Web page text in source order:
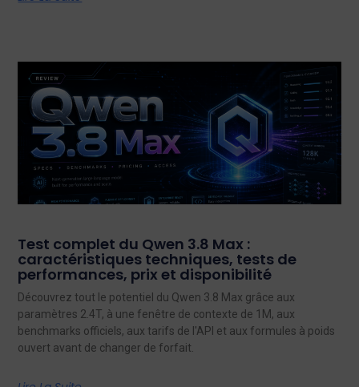
Test complet du Qwen 3.8 Max :
caractéristiques techniques, tests de
performances, prix et disponibilité
Découvrez tout le potentiel du Qwen 3.8 Max grâce aux
paramètres 2.4T, à une fenêtre de contexte de 1M, aux
benchmarks officiels, aux tarifs de l'API et aux formules à poids
ouvert avant de changer de forfait.